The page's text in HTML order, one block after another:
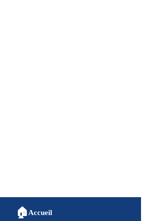
🏠 Accueil